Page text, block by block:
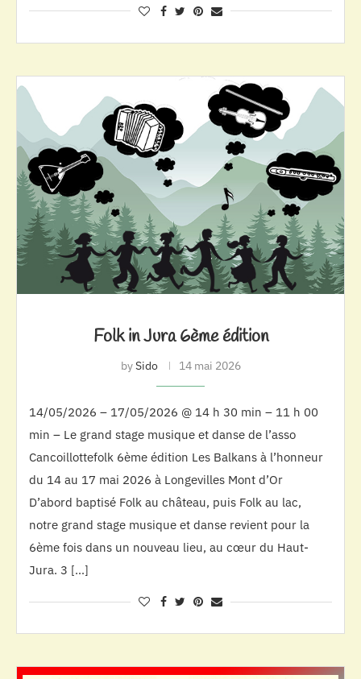
Folk in Jura 6ème édition
bySido 14 mai 2026
14/05/2026 – 17/05/2026 @ 14 h 30 min – 11 h 00
min – Le grand stage musique et danse de l’asso
Cancoillottefolk 6ème édition Les Balkans à l’honneur
du 14 au 17 mai 2026 à Longevilles Mont d’Or
D’abord baptisé Folk au château, puis Folk au lac,
notre grand stage musique et danse revient pour la
6ème fois dans un nouveau lieu, au cœur du Haut-
Jura. 3 […]